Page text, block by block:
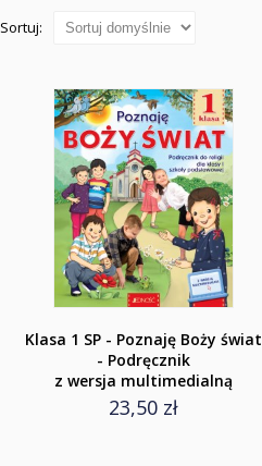
Sortuj:
Klasa 1 SP - Poznaję Boży świat
- Podręcznik
z wersja multimedialną
23,50 zł